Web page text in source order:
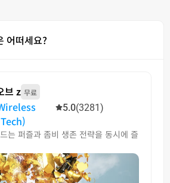
어떠세요?
브 z 무료
5.0(3281)
는 퍼즐과 좀비 생존 전략을 동시에 즐